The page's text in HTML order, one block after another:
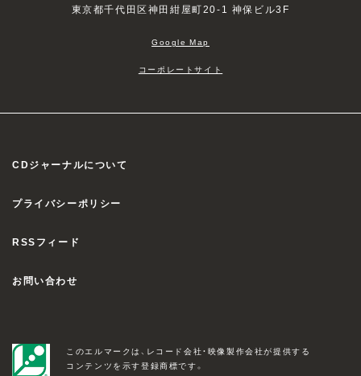
東京都千代田区神田紺屋町20-1 神保ビル3F
Google Map
コーポレートサイト
CDジャーナルについて
プライバシーポリシー
RSSフィード
お問い合わせ
このエルマークは、レコード会社・映像製作会社が提供する
コンテンツを示す登録商標です。